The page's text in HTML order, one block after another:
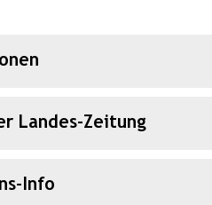
Landes-Zeitung
Info